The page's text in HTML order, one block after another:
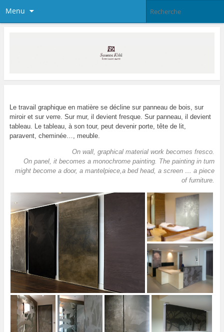
Menu
Le travail graphique en matière se décline sur panneau de bois, sur
miroir et sur verre. Sur mur, il devient fresque. Sur panneau, il devient
tableau. Le tableau, à son tour, peut devenir porte, tête de lit,
paravent, cheminée…, meuble.
On wall, graphical material work becomes fresco.
On panel, it becomes a monochrome painting. The painting in turn
might become a door, a mantelpiece,a bed head, a screen … a piece
of furniture.